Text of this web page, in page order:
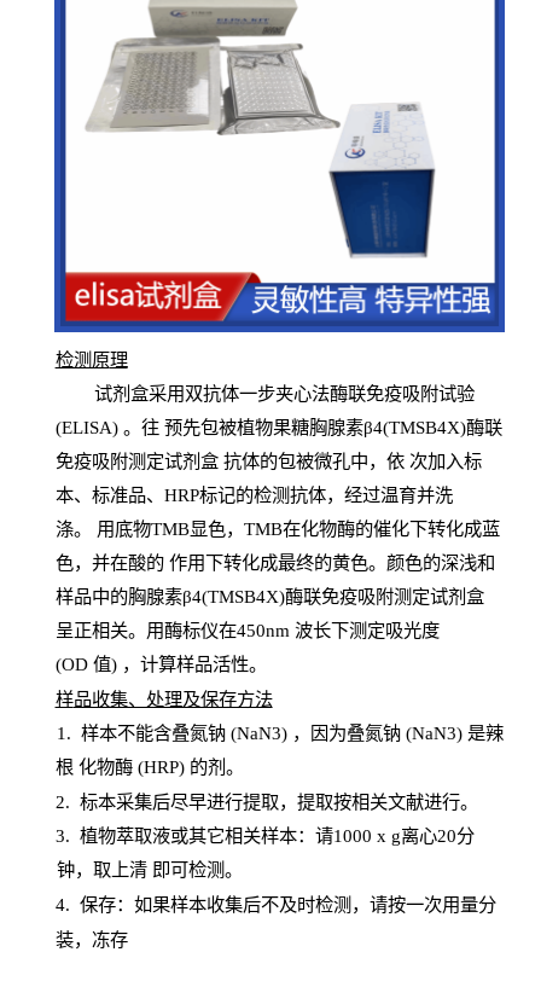
检测原理
试剂盒采用双抗体一步夹心法酶联免疫吸附试验
(ELISA) 。往 预先包被植物果糖胸腺素β4(TMSB4X)酶联
免疫吸附测定试剂盒抗体的包被微孔中，依 次加入标
本、标准品、 HRP标记的检测抗体，经过温育并洗
涤。 用底物TMB显色， TMB在化物酶的催化下转化成蓝
色，并在酸的 作用下转化成最终的黄色。颜色的深浅和
样品中的胸腺素β4(TMSB4X)酶联免疫吸附测定试剂盒
呈正相关。用酶标仪在450nm 波长下测定吸光度
(OD 值) ，计算样品活性。
样品收集、处理及保存方法
1 . 样本不能含叠氮钠(NaN3) ，因为叠氮钠 (NaN3) 是辣
根 化物酶(HRP) 的剂。
2. 标本采集后尽早进行提取，提取按相关文献进行。
3. 植物萃取液或其它相关样本：请1000 x g离心20分
钟，取上清 即可检测。
4. 保存：如果样本收集后不及时检测，请按一次用量分
装，冻存